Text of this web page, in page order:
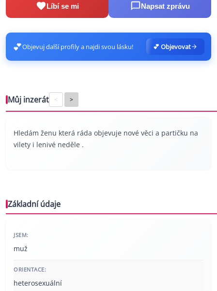
Líbí se mi Napsat zprávu
💕Objevuj další profily a najdi svou lásku! 💕 Objevovat
Můj inzerát < >
Hledám ženu která ráda objevuje nové věci a partičku na
vilety i lenivé neděle .
Základní údaje
JSEM:
muž
ORIENTACE:
heterosexuální